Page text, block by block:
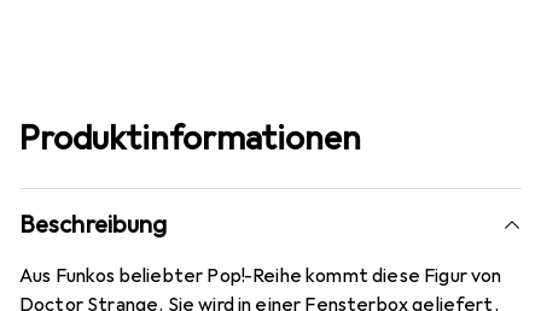
Produktinformationen
Beschreibung
Aus Funkos beliebter Pop!-Reihe kommt diese Figur von
Doctor Strange. Sie wird in einer Fensterbox geliefert.